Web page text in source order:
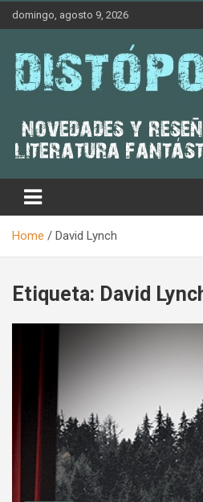
Skip
domingo, agosto 9, 2026
Distópolis
Home David Lynch
Etiqueta: David